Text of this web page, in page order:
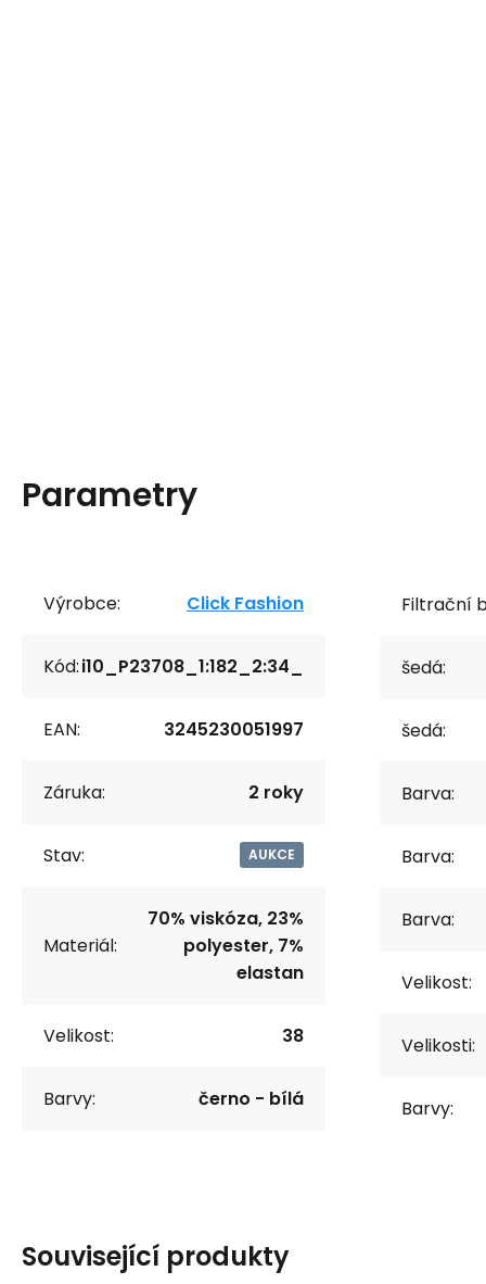
Parametry
Výrobce: Click Fashion
Kód:i10_P23708_1:182_2:34_
EAN: 3245230051997
Záruka: 2 roky
Stav: AUKCE
Materiál:
70% viskóza, 23%
polyester, 7%
elastan
Velikost: 38
Barvy: černo - bílá
Filtrační
šedá:
šedá:
Barva:
Barva:
Barva:
Velikost:
Velikosti:
Barvy:
Související produkty